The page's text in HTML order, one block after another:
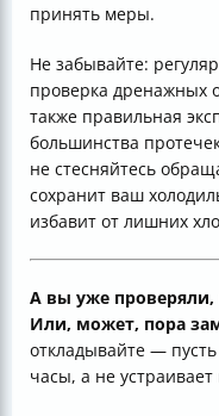
принять меры.
Не забывайте:
проверка дренажных
также правильная
большинства
не стесняйтесь
сохранит ваш
избавит от лишних
А вы уже проверяли,
Или, может, пора
откладывайте —
часы, а не